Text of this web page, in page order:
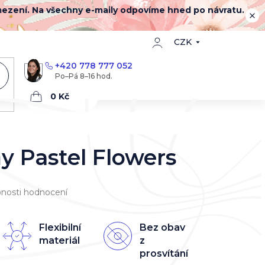
Na všechny e-maily odpovíme hned po návratu.
CZK
+420 778 777 052
Nákupní
Flexibilní
materiál
Bez obav
z
prosvítání
Pastel Flowers
hodnocení